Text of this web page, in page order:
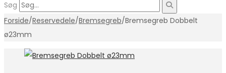
Søg
Forside/Reservedele/Bremsegreb/Bremsegreb Dobbelt
ø23mm